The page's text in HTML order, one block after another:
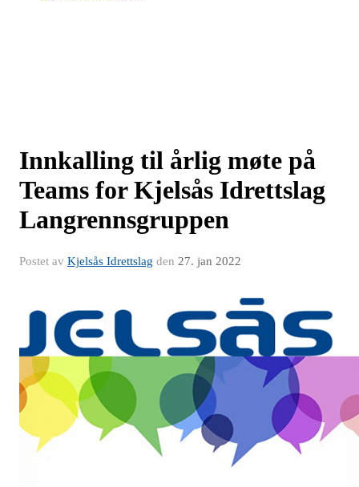
Innkalling til årlig møte på
Teams for Kjelsås Idrettslag
Langrennsgruppen
Postet av Kjelsås Idrettslag den 27. jan 2022